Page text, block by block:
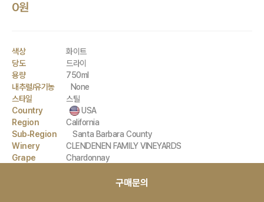
0원
색상
화이트
당도
드라이
용량
750ml
내추럴/유기농
None
스타일
스틸
Country
USA
Region
California
Sub-Region
Santa Barbara County
Winery
CLENDENEN FAMILY VINEYARDS
Grape
Chardonnay
구매문의